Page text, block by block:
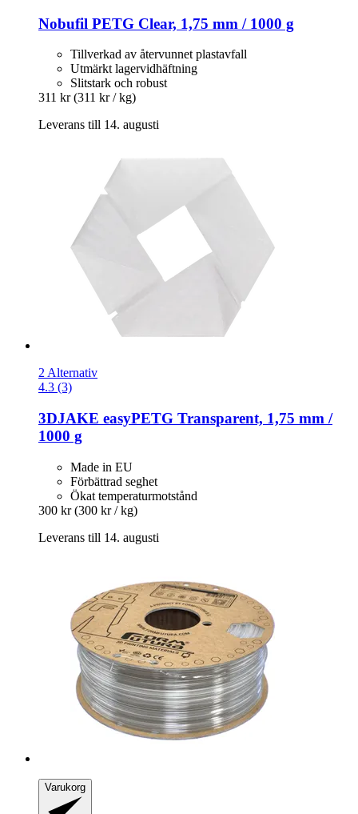
Nobufil PETG Clear, 1,75 mm / 1000 g
Tillverkad av återvunnet plastavfall
Utmärkt lagervidhäftning
Slitstark och robust
311 kr (311 kr / kg)
Leverans till 14. augusti
2 Alternativ
4.3 (3)
3DJAKE easyPETG Transparent, 1,75 mm /
1000 g
Made in EU
Förbättrad seghet
Ökat temperaturmotstånd
300 kr (300 kr / kg)
Leverans till 14. augusti
Varukorg